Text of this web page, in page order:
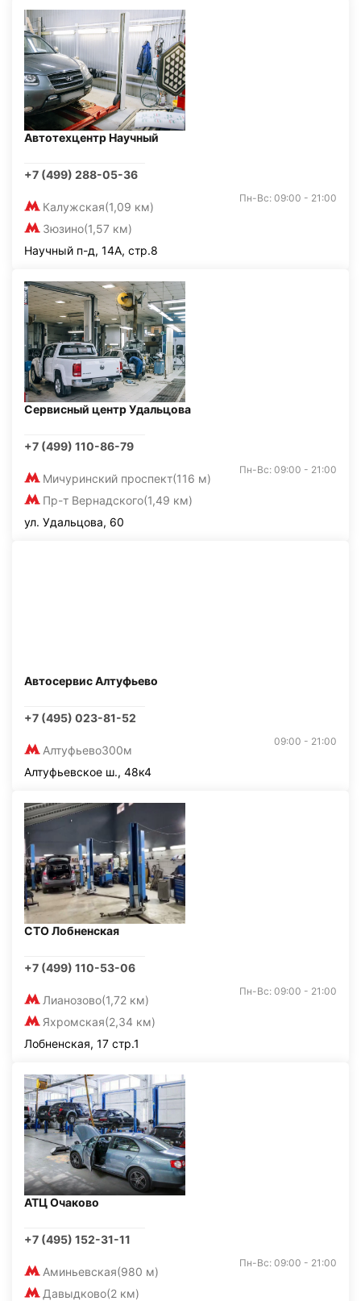
Автотехцентр Научный
+7 (499) 288-05-36
Калужская(1,09 км)
Зюзино(1,57 км)
Пн-Вс: 09:00 - 21:00
Научный п-д, 14А, стр.8
Сервисный центр Удальцова
+7 (499) 110-86-79
Мичуринский проспект(116 м)
Пр-т Вернадского(1,49 км)
Пн-Вс: 09:00 - 21:00
ул. Удальцова, 60
Автосервис Алтуфьево
+7 (495) 023-81-52
Алтуфьево300м
09:00 - 21:00
Алтуфьевское ш., 48к4
СТО Лобненская
+7 (499) 110-53-06
Лианозово(1,72 км)
Яхромская(2,34 км)
Пн-Вс: 09:00 - 21:00
Лобненская, 17 стр.1
АТЦ Очаково
+7 (495) 152-31-11
Аминьевская(980 м)
Давыдково(2 км)
Пн-Вс: 09:00 - 21:00